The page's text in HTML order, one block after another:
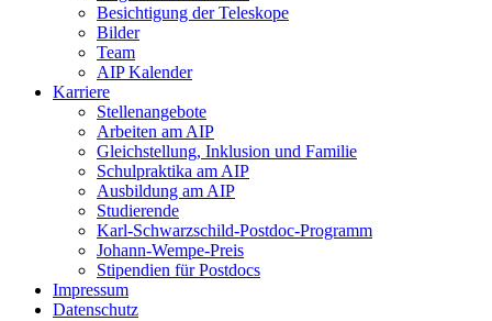
Besichtigung der Teleskope
Bilder
Team
AIP Kalender
Karriere
Stellenangebote
Arbeiten am AIP
Gleichstellung, Inklusion und Familie
Schulpraktika am AIP
Ausbildung am AIP
Studierende
Karl-Schwarzschild-Postdoc-Programm
Johann-Wempe-Preis
Stipendien für Postdocs
Impressum
Datenschutz